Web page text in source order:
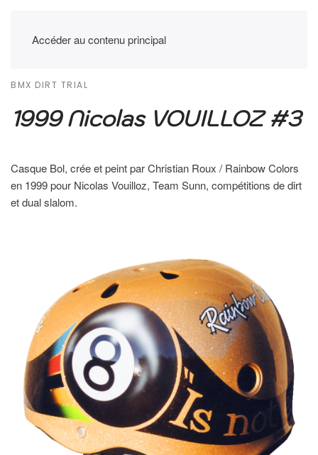
Accéder au contenu principal
BMX DIRT TRIAL
1999 Nicolas VOUILLOZ #3
Casque Bol, crée et peint par Christian Roux / Rainbow Colors
en 1999 pour Nicolas Vouilloz, Team Sunn, compétitions de dirt
et dual slalom.